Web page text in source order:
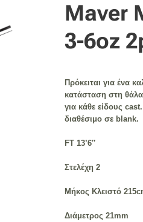
Maver
3-6oz
Πρόκειται για ένα
κατάσταση στη
για κάθε είδους cast.
διαθέσιμο σε blank.
FT 13’6″
Στελέχη 2
Μήκος Κλειστό
Διάμετρος 21mm